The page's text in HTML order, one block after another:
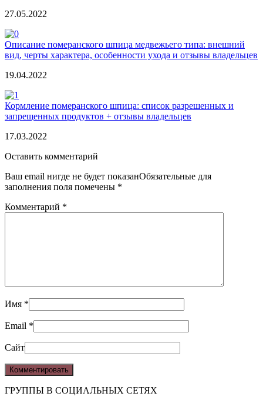
27.05.2022
Описание померанского шпица медвежьего типа: внешний
вид, черты характера, особенности ухода и отзывы владельцев
19.04.2022
Кормление померанского шпица: список разрешенных и
запрещенных продуктов + отзывы владельцев
17.03.2022
Оставить комментарий
Ваш email нигде не будет показанОбязательные для
заполнения поля помечены *
Комментарий *
Имя *
Email *
Сайт
ГРУППЫ В СОЦИАЛЬНЫХ СЕТЯХ